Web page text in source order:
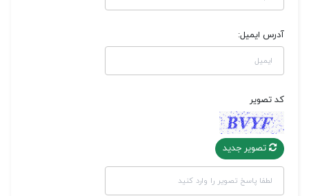
آدرس ایمیل:
کد تصویر
تصویر جدید